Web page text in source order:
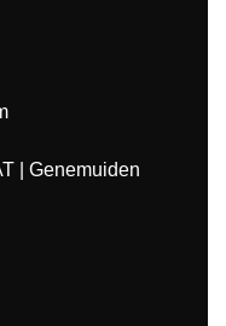
| Genemuiden